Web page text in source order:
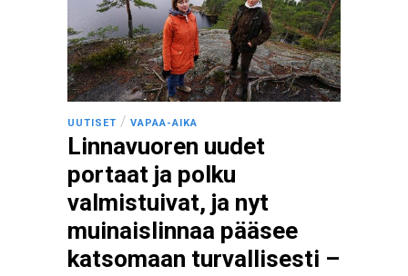
UUTISET / VAPAA-AIKA
Linnavuoren uudet
portaat ja polku
valmistuivat, ja nyt
muinaislinnaa pääsee
katsomaan turvallisesti –